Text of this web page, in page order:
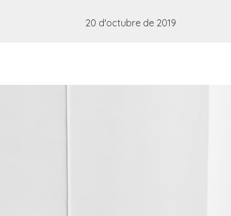
20 d'octubre de 2019